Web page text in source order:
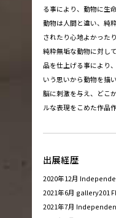
る事により、動物に生
動物は人間と違い、純
されたり心地よかった
純粋無垢な動物に対し
品を仕上げる事により
いう思いから動物を描
脳に刺激を与え、どこ
ルな表現をこめた作品
出展経歴
2020年12月
2021年6月 gallery201
2021年7月